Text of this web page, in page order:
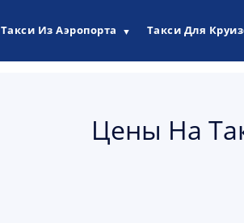
Такси Из Аэропорта ▼ Такси Для
Цены На